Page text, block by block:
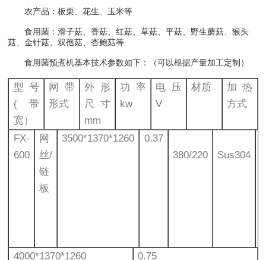
农产品：板栗、花生、玉米等
食用菌：滑子菇、香菇、红菇、草菇、平菇、野生蘑菇、猴头
菇、金针菇、双孢菇、杏鲍菇等
食用菌预煮机基本技术参数如下：（可以根据产量加工定制）
型号
(带
宽）
网带
形式
外形
尺寸
mm
功率
kw
电压
V
材质
加热
方式
FX-
600
网
丝/
链
板
3500*1370*1260
0.37
380/220
Sus304
4000*1370*1260
0.75